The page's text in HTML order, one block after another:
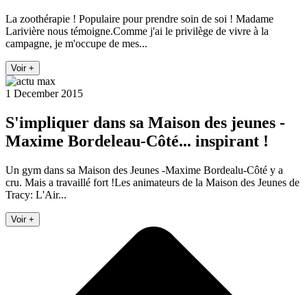
La zoothérapie ! Populaire pour prendre soin de soi ! Madame
Larivière nous témoigne.Comme j'ai le privilège de vivre à la
campagne, je m'occupe de mes...
Voir +
1 December 2015
S'impliquer dans sa Maison des jeunes -
Maxime Bordeleau-Côté... inspirant !
Un gym dans sa Maison des Jeunes -Maxime Bordealu-Côté y a
cru. Mais a travaillé fort !Les animateurs de la Maison des Jeunes de
Tracy: L'Air...
Voir +